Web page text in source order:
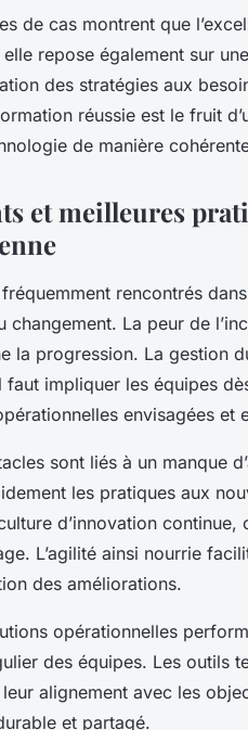
de cas montrent que
repose également sur
des stratégies aux
réussie est le fruit
de manière
et meilleures
rencontrés
changement. La peur de
la progression. La gestion
faut impliquer les équipes
envisagées et
sont liés à un manque
les pratiques aux
d’innovation continue,
L’agilité ainsi nourrie
des améliorations.
opérationnelles
des équipes. Les outils
leur alignement avec les
et partagé.